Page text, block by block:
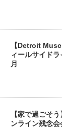
【Detroit
ィールサイド
月
【家で過ごそ
ンライン残念会